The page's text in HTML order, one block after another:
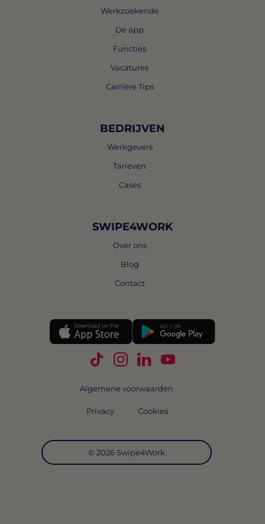
Werkzoekende
De app
Functies
Vacatures
Carrière Tips
BEDRIJVEN
Werkgevers
Tarieven
Cases
SWIPE4WORK
Over ons
Blog
Contact
Volg Swipe4Work op TikTok
Volg Swipe4Work op
Volg Swipe4Work op
Volg Swipe4Work
© 2026 Swipe4Work
Algemene voorwaarden
Privacy Cookies